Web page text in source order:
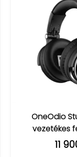
OneOdio
vezetékes
11